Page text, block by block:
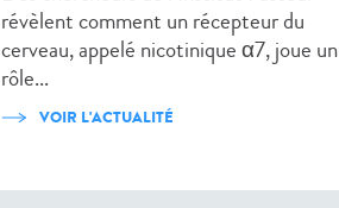
révèlent comment un récepteur du
cerveau, appelé nicotinique α7, joue un
rôle...
VOIR L'ACTUALITÉ